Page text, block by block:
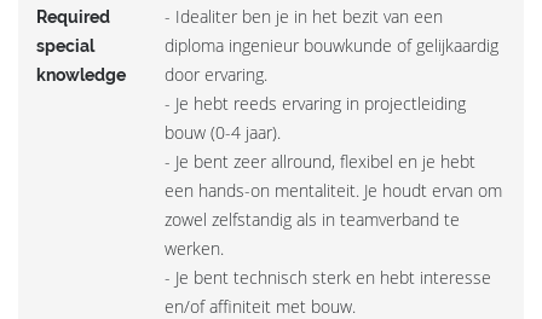
Required
special
knowledge
- Idealiter ben je in het bezit van een
diploma ingenieur bouwkunde of gelijkaardig
door ervaring.
- Je hebt reeds ervaring in projectleiding
bouw (0-4 jaar).
- Je bent zeer allround, flexibel en je hebt
een hands-on mentaliteit. Je houdt ervan om
zowel zelfstandig als in teamverband te
werken.
- Je bent technisch sterk en hebt interesse
en/of affiniteit met bouw.